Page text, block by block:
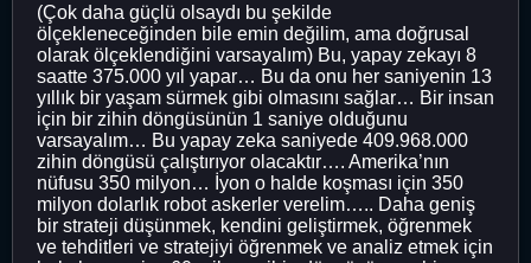
(Çok daha güçlü olsaydı bu şekilde
ölçekleneceğinden bile emin değilim, ama doğrusal
olarak ölçeklendiğini varsayalım) Bu, yapay zekayı 8
saatte 375.000 yıl yapar… Bu da onu her saniyenin 13
yıllık bir yaşam sürmek gibi olmasını sağlar… Bir insan
için bir zihin döngüsünün 1 saniye olduğunu
varsayalım… Bu yapay zeka saniyede 409.968.000
zihin döngüsü çalıştırıyor olacaktır…. Amerika’nın
nüfusu 350 milyon… İyon o halde koşması için 350
milyon dolarlık robot askerler verelim….. Daha geniş
bir strateji düşünmek, kendini geliştirmek, öğrenmek
ve tehditleri ve stratejiyi öğrenmek ve analiz etmek için